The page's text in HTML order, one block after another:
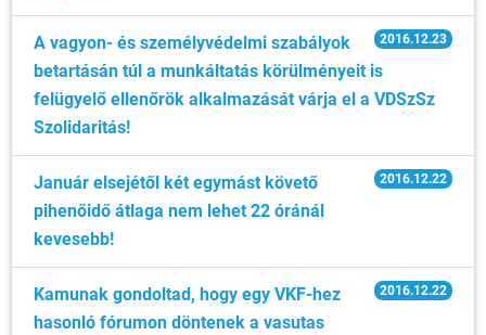
2016.12.23
A vagyon- és személyvédelmi szabályok
betartásán túl a munkáltatás körülményeit is
felügyelő ellenőrök alkalmazását várja el a VDSzSz
Szolidaritás!
2016.12.22
Január elsejétől két egymást követő
pihenőidő átlaga nem lehet 22 óránál
kevesebb!
2016.12.22
Kamunak gondoltad, hogy egy VKF-hez
hasonló fórumon döntenek a vasutas